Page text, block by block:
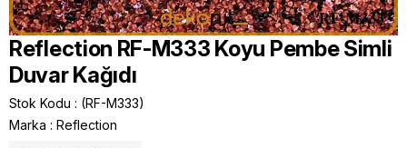
Reflection RF-M333 Koyu Pembe Simli
Duvar Kağıdı
Stok Kodu
(RF-M333)
Marka : Reflection